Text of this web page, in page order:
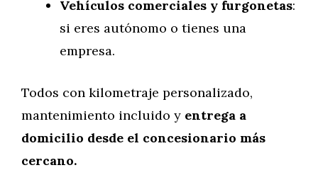
Vehículos comerciales y furgonetas:
si eres autónomo o tienes una
empresa.
Todos con kilometraje personalizado,
mantenimiento incluido y entrega a
domicilio desde el concesionario más
cercano.